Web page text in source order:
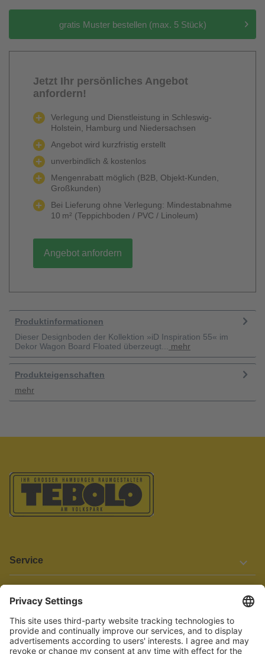
gratis Muster bestellen (max. 5 Stück)
Jetzt Ihr persönliches Angebot
anfordern!
Verlegung und Dienstleistung in Schleswig-
Holstein, Hamburg und Niedersachsen
Angebot wird kurzfristig erstellt
unverbindlich & kostenlos
Mengenrabatt möglich (B2B, Objekt-Kunden,
Großkunden)
Bei Lieferung ohne Verlegung: Mindestabnahme
10 m² (Teppichboden / PVC / Linoleum)
Angebot anfordern
Produktinformationen
Dieser Designboden der Kollektion »iD Inspiration 55« im
Dekor Wagon Board Floated überzeugt...
mehr
Produkteigenschaften
mehr
Service
Informationen
Barrierefreiheit
Wir bemühen uns, unsere Website barrierefrei zu gestalten.
Einige Inhalte und Funktionen sind derzeit jedoch noch nicht